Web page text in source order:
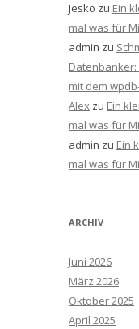
Jesko zu Ein
mal was für
admin zu
mit dem
Alex zu Ein
mal was für
admin zu Ein
mal was für
ARCHIV
Juni 2026
März 2026
Oktober 2025
April 2025